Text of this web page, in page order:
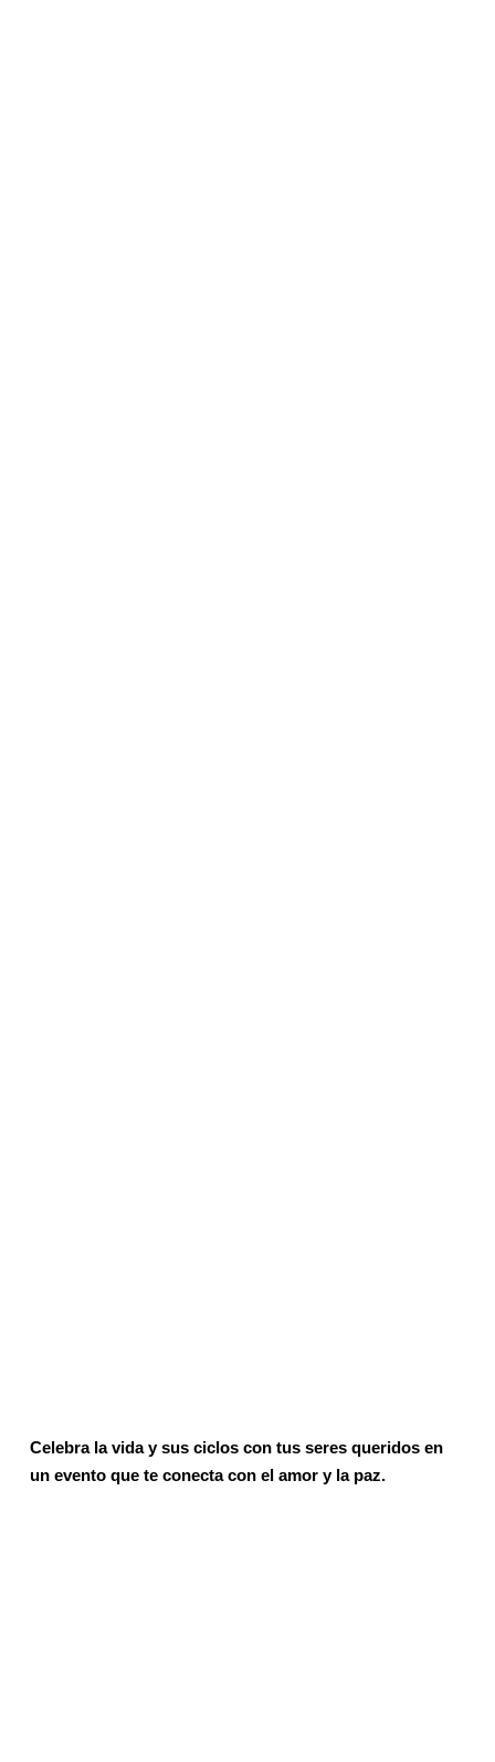
Celebra la vida y sus ciclos con tus seres queridos en
un evento que te conecta con el amor y la paz.